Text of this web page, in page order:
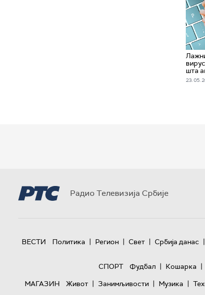
шта
23. 05.
Радио Телевизија Србије
ВЕСТИ Политика | Регион | Свет | Србија данас |
СПОРТ
Фудбал | Кошарка |
МАГАЗИН
Живот | Занимљивости | Музика |